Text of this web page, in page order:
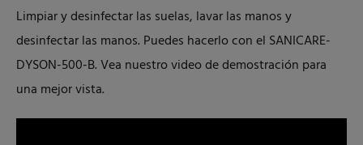
Limpiar y desinfectar las suelas, lavar las manos y
desinfectar las manos. Puedes hacerlo con el SANICARE-
DYSON-500-B. Vea nuestro video de demostración para
una mejor vista.